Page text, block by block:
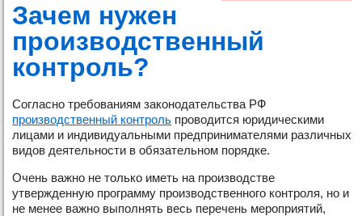
Зачем нужен
производственный
контроль?
Согласно требованиям законодательства РФ
производственный контроль проводится юридическими
лицами и индивидуальными предпринимателями различных
видов деятельности в обязательном порядке.
Очень важно не только иметь на производстве
утвержденную программу производственного контроля, но и
не менее важно выполнять весь перечень мероприятий,